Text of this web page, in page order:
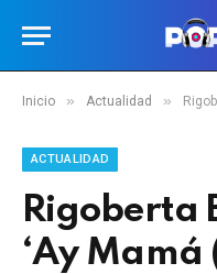
Inicio » Actualidad » Rigoberta
ACTUALIDAD
Rigoberta
‘Ay Mamá